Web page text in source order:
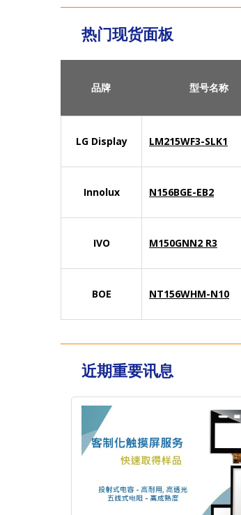
热门现货面板
品牌 型号名称
LG Display LM215WF3-SLK1
Innolux N156BGE-EB2
IVO M150GNN2 R3
BOE NT156WHM-N10
近期重要讯息